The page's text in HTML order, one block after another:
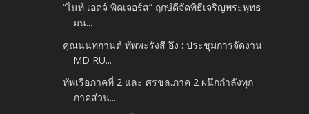
“ไนท์ เอดจ์ พิคเจอร์ส” ฤกษ์ดีจัดพิธีเจริญพระพุทธ
มน...
คุณนนทกานต์ ทัพพะรังสี อึง : ประชุมการจัดงาน
MD RU...
ทัพเรือภาคที่ 2 และ ศรชล.ภาค 2 ผนึกกำลังทุก
ภาคส่วน...